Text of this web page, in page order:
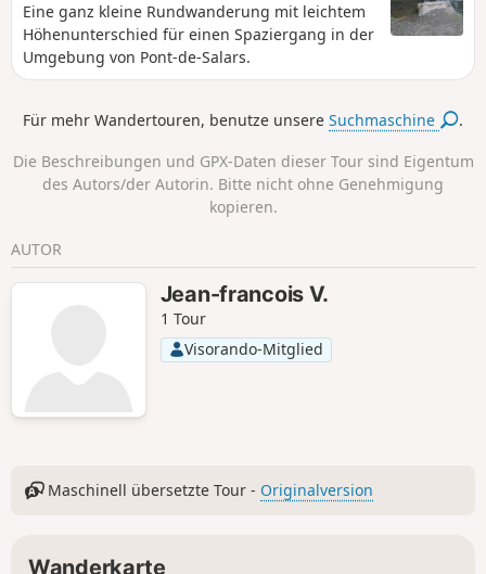
Eine ganz kleine Rundwanderung mit leichtem
Höhenunterschied für einen Spaziergang in der
Umgebung von Pont-de-Salars.
Für mehr Wandertouren, benutze unsereSuchmaschine .
Die Beschreibungen und GPX-Daten dieser Tour sind Eigentum
des Autors/der Autorin. Bitte nicht ohne Genehmigung
kopieren.
AUTOR
Jean-francois V.
1 Tour
Visorando-Mitglied
Maschinell übersetzte Tour - Originalversion
Wanderkarte